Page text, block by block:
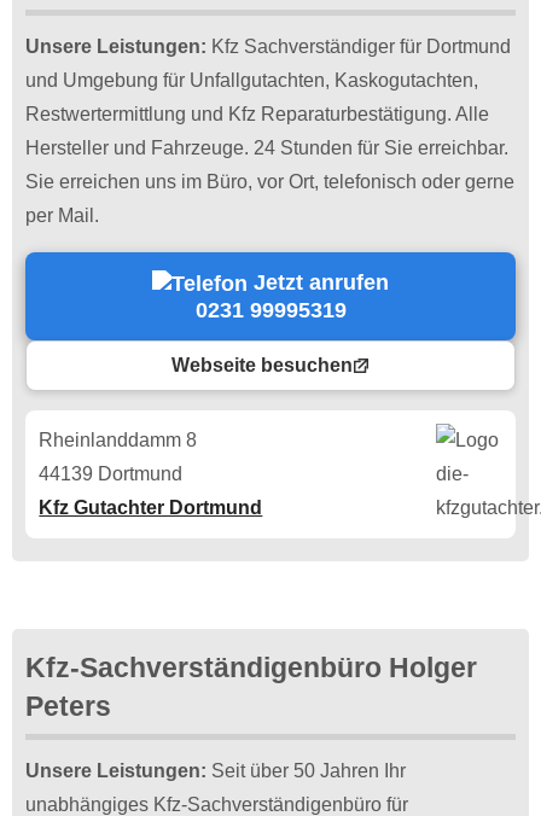
Unsere Leistungen: Kfz Sachverständiger für Dortmund
und Umgebung für Unfallgutachten, Kaskogutachten,
Restwertermittlung und Kfz Reparaturbestätigung. Alle
Hersteller und Fahrzeuge. 24 Stunden für Sie erreichbar.
Sie erreichen uns im Büro, vor Ort, telefonisch oder gerne
per Mail.
Jetzt anrufen
0231 99995319
Webseite besuchen
Rheinlanddamm 8
44139 Dortmund
Kfz Gutachter Dortmund
Kfz-Sachverständigenbüro Holger
Peters
Unsere Leistungen: Seit über 50 Jahren Ihr
unabhängiges Kfz-Sachverständigenbüro für